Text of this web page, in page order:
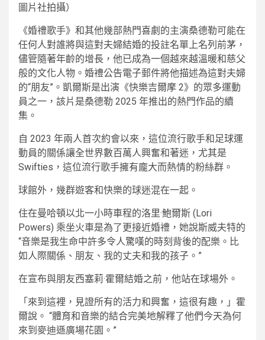
圖片社拍攝）
《婚禮歌手》和其他幾部熱門喜劇的主演桑德勒可能在
任何人對誰將與這對夫婦結婚的投註名單上名列前茅，
儘管隨著年齡的增長，他已成為一個越來越溫暖和慈父
般的文化人物。婚禮公告電子郵件將他描述為這對夫婦
的“朋友”。凱爾斯是出演《快樂吉爾摩 2》的眾多運動
員之一，該片是桑德勒 2025 年推出的熱門作品的續
集。
自 2023 年兩人首次約會以來，這位流行歌手和足球運
動員的關係讓全世界數百萬人興奮和著迷，尤其是
Swifties，這位流行歌手擁有龐大而熱情的粉絲群。
球館外，幾群遊客和快樂的球迷混在一起。
住在曼哈頓以北一小時車程的洛里·鮑爾斯 (Lori
Powers) 乘坐火車是為了更接近婚禮，她說斯威夫特的
“音樂是我生命中許多令人驚嘆的時刻背後的配樂。比
如人際關係、朋友、我的丈夫和我的孩子。”
在宣布與朋友西塞莉·霍爾結婚之前，他站在球場外。
「來到這裡，見證所有的活力和興奮，這很有趣，」霍
爾說。 “體育和音樂的結合完美地解釋了他們今天為何
來到麥迪遜廣場花園。”